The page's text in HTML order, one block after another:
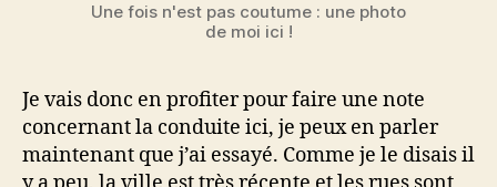
Une fois n'est pas coutume : une photo
de moi ici !
Je vais donc en profiter pour faire une note
concernant la conduite ici, je peux en parler
maintenant que j’ai essayé. Comme je le disais il